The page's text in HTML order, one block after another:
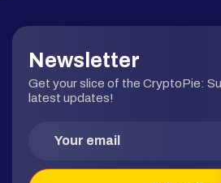
Newsletter
Get your slice of the CryptoPie:
latest updates!